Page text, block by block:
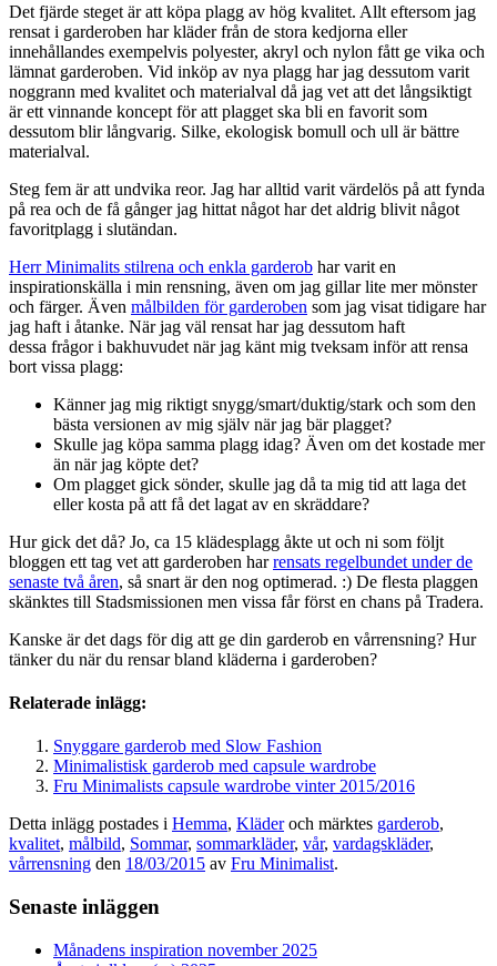
Det fjärde steget är att köpa plagg av hög kvalitet. Allt eftersom jag
rensat i garderoben har kläder från de stora kedjorna eller
innehållandes exempelvis polyester, akryl och nylon fått ge vika och
lämnat garderoben. Vid inköp av nya plagg har jag dessutom varit
noggrann med kvalitet och materialval då jag vet att det långsiktigt
är ett vinnande koncept för att plagget ska bli en favorit som
dessutom blir långvarig. Silke, ekologisk bomull och ull är bättre
materialval.
Steg fem är att undvika reor. Jag har alltid varit värdelös på att fynda
på rea och de få gånger jag hittat något har det aldrig blivit något
favoritplagg i slutändan.
Herr Minimalits stilrena och enkla garderob har varit en
inspirationskälla i min rensning, även om jag gillar lite mer mönster
och färger. Även målbilden för garderoben som jag visat tidigare har
jag haft i åtanke. När jag väl rensat har jag dessutom haft
dessa frågor i bakhuvudet när jag känt mig tveksam inför att rensa
bort vissa plagg:
Känner jag mig riktigt snygg/smart/duktig/stark och som den
bästa versionen av mig själv när jag bär plagget?
Skulle jag köpa samma plagg idag? Även om det kostade mer
än när jag köpte det?
Om plagget gick sönder, skulle jag då ta mig tid att laga det
eller kosta på att få det lagat av en skräddare?
Hur gick det då? Jo, ca 15 klädesplagg åkte ut och ni som följt
bloggen ett tag vet att garderoben harrensats regelbundet under de
senaste två åren, så snart är den nog optimerad. :) De flesta plaggen
skänktes till Stadsmissionen men vissa får först en chans på Tradera.
Kanske är det dags för dig att ge din garderob en vårrensning? Hur
tänker du när du rensar bland kläderna i garderoben?
Relaterade inlägg:
Snyggare garderob med Slow Fashion
Minimalistisk garderob med capsule wardrobe
Fru Minimalists capsule wardrobe vinter 2015/2016
Detta inlägg postades i Hemma, Kläderoch märktes garderob,
kvalitet, målbild, Sommar, sommarkläder, vår, vardagskläder,
vårrensning den 18/03/2015 av Fru Minimalist.
Senaste inläggen
Månadens inspiration november 2025